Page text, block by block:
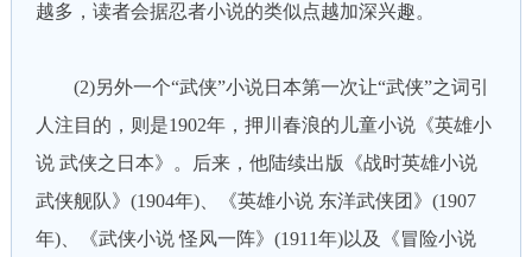
越多，读者会据忍者小说的类似点越加深兴趣。
(2)另外一个“武侠”小说日本第一次让“武侠”之词引
人注目的，则是1902年，押川春浪的儿童小说《英雄小
说 武侠之日本》。后来，他陆续出版《战时英雄小说
武侠舰队》(1904年)、《英雄小说 东洋武侠团》(1907
年)、《武侠小说 怪风一阵》(1911年)以及《冒险小说